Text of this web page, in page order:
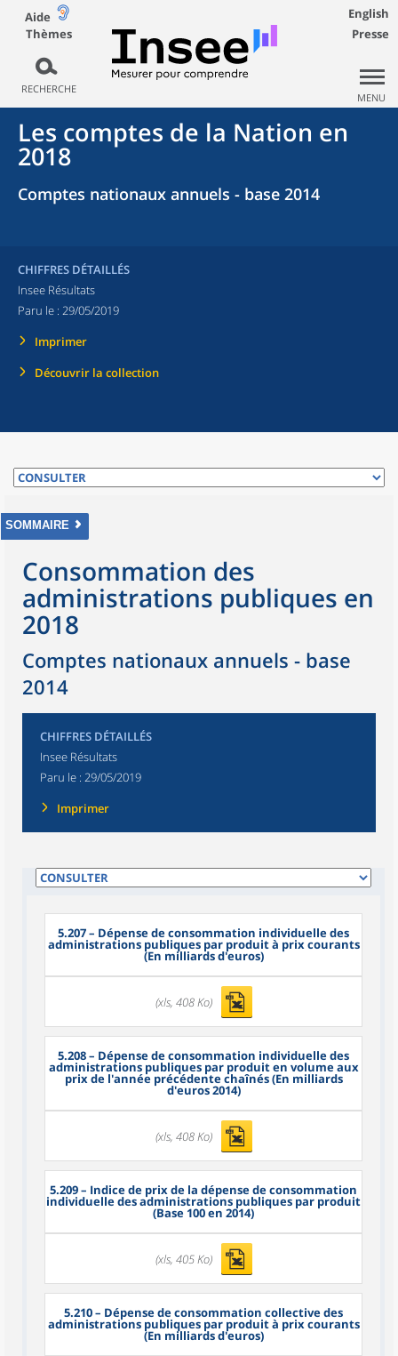
Aide
Thèmes
RECHERCHE
English
Presse
MENU
Les comptes de la Nation en
2018
Comptes nationaux annuels - base 2014
CHIFFRES DÉTAILLÉS
Insee Résultats
Paru le : 29/05/2019
Imprimer
Découvrir la collection
SOMMAIRE
Consommation des
administrations publiques en
2018
Comptes nationaux annuels - base
2014
CHIFFRES DÉTAILLÉS
Insee Résultats
Paru le : 29/05/2019
Imprimer
5.207– Dépense de consommation individuelle des
administrations publiques par produit à prix courants
(En milliards d'euros)
(xls, 408 Ko)
5.208– Dépense de consommation individuelle des
administrations publiques par produit en volume aux
prix de l'année précédente chaînés (En milliards
d'euros 2014)
(xls, 408 Ko)
5.209– Indice de prix de la dépense de consommation
individuelle des administrations publiques par produit
(Base 100 en 2014)
(xls, 405 Ko)
5.210– Dépense de consommation collective des
administrations publiques par produit à prix courants
(En milliards d'euros)